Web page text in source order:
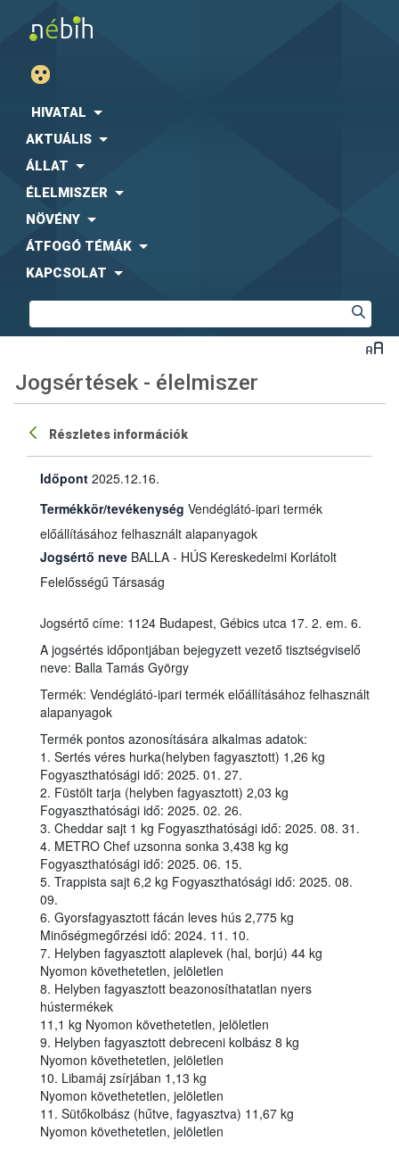
HIVATAL
AKTUÁLIS
ÁLLAT
ÉLELMISZER
NÖVÉNY
ÁTFOGÓ TÉMÁK
KAPCSOLAT
Jogsértések - élelmiszer
Részletes információk
Időpont 2025.12.16.
Termékkör/tevékenység
előállításához felhasznált alapanyagok
Jogsértő neve
Felelősségű Társaság
Jogsértő címe: 1124 Budapest, Gébics utca 17. 2. em. 6.
A jogsértés időpontjában bejegyzett vezető tisztségviselő
neve: Balla Tamás György
Termék: Vendéglátó-ipari termék előállításához felhasznált
alapanyagok
Termék pontos azonosítására alkalmas adatok:
1. Sertés véres hurka(helyben fagyasztott) 1,26 kg
Fogyaszthatósági idő: 2025. 01. 27.
2. Füstölt tarja (helyben fagyasztott) 2,03 kg
Fogyaszthatósági idő: 2025. 02. 26.
3. Cheddar sajt 1 kg Fogyaszthatósági idő: 2025. 08. 31.
4. METRO Chef uzsonna sonka 3,438 kg kg
Fogyaszthatósági idő: 2025. 06. 15.
5. Trappista sajt 6,2 kg Fogyaszthatósági idő: 2025. 08.
09.
6. Gyorsfagyasztott fácán leves hús 2,775 kg
Minőségmegőrzési idő: 2024. 11. 10.
7. Helyben fagyasztott alaplevek (hal, borjú) 44 kg
Nyomon követhetetlen, jelöletlen
8. Helyben fagyasztott beazonosíthatatlan nyers
hústermékek
11,1 kg Nyomon követhetetlen, jelöletlen
9. Helyben fagyasztott debreceni kolbász 8 kg
Nyomon követhetetlen, jelöletlen
10. Libamáj zsírjában 1,13 kg
Nyomon követhetetlen, jelöletlen
11. Sütőkolbász (hűtve, fagyasztva) 11,67 kg
Nyomon követhetetlen, jelöletlen